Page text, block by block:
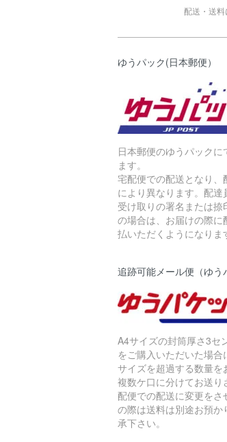
配送・送
ゆうパック(日本郵便）
日本郵便のゆうパックに
ます。
宅配便での配送となり、
により異なります。配
受け取りの署名または捺
の場合は、お届けの際に
払いただくようになりま
追跡可能メール便（ゆう
A4サイズの封筒厚さ3セ
をご購入いただいた場合
サイズを超過する数量を
複数ケ口に分けてお送り
配便での配送に変更をさ
の際は送料は別途お預か
承下さい。